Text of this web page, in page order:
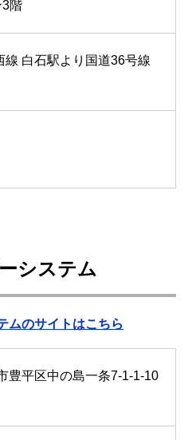
3階
線 白石駅より国道36号線
システム
ムのサイトはこちら
豊平区中の島一条7-1-1-10